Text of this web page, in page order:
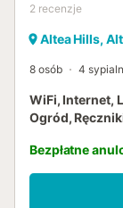
2 recenzje
Altea Hills,
8 osób 4
WiFi, Internet,
Ogród,
Bezpłatne